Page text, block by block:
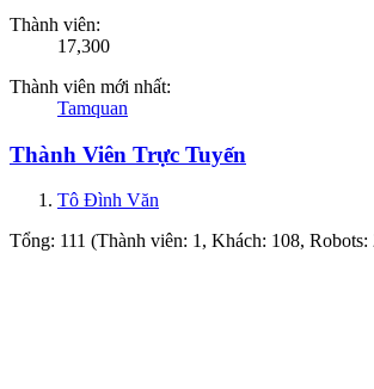
Thành viên:
17,300
Thành viên mới nhất:
Tamquan
Thành Viên Trực Tuyến
Tô Đình Văn
Tổng: 111 (Thành viên: 1, Khách: 108, Robots: